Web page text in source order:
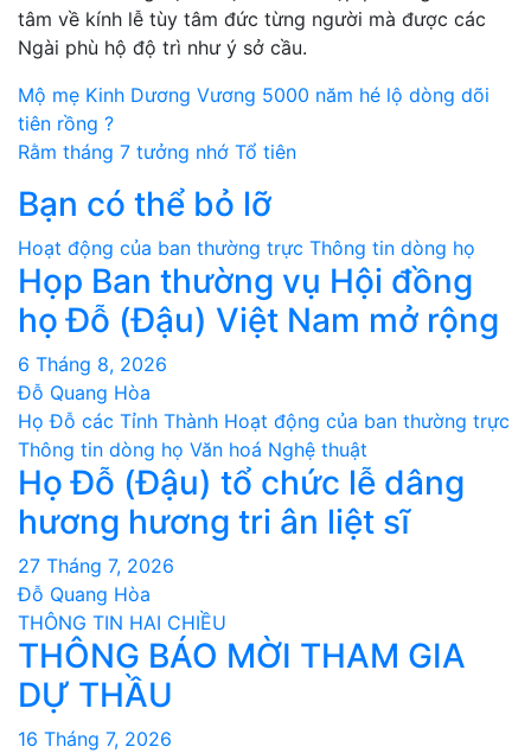
tâm về kính lễ tùy tâm đức từng người mà được các
Ngài phù hộ độ trì như ý sở cầu.
Điều
hướng
bài
viết
Mộ mẹ Kinh Dương Vương 5000 năm hé lộ dòng dõi
tiên rồng ?
Rằm tháng 7 tưởng nhớ Tổ tiên
Bạn có thể bỏ lỡ
Hoạt động của ban thường trực Thông tin dòng họ
Họp Ban thường vụ Hội đồng
họ Đỗ (Đậu) Việt Nam mở rộng
6 Tháng 8, 2026
Đỗ Quang Hòa
Họ Đỗ các Tỉnh Thành Hoạt động của ban thường trực
Thông tin dòng họ Văn hoá Nghệ thuật
Họ Đỗ (Đậu) tổ chức lễ dâng
hương hương tri ân liệt sĩ
27 Tháng 7, 2026
Đỗ Quang Hòa
THÔNG TIN HAI CHIỀU
THÔNG BÁO MỜI THAM GIA
DỰ THẦU
16 Tháng 7, 2026